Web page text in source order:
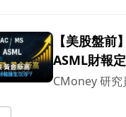
【美股盤前
ASML財報
CMoney 研究